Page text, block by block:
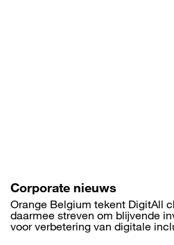
Corporate nieuws
Orange Belgium tekent DigitAll
daarmee streven om blijvende
voor verbetering van digitale